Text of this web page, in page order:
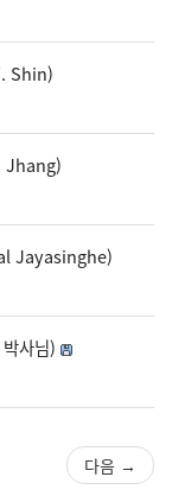
Shin)
Jhang)
Jayasinghe)
사님)
다음 →